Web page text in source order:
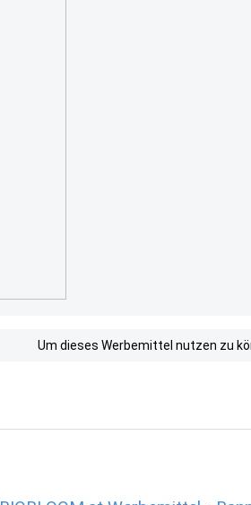
Um dieses Werbemittel nutzen zu